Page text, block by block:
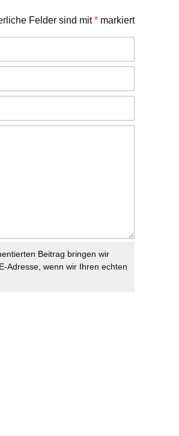
Felder sind mit* markiert
Beitrag bringen wir
Adresse, wenn wir Ihren echten